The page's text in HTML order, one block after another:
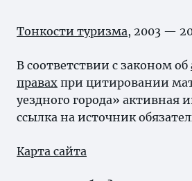
Тонкости туризма, 2003 —
В соответствии с законом об
правах при цитировании
уездного города» активная
ссылка на источник
Карта сайта